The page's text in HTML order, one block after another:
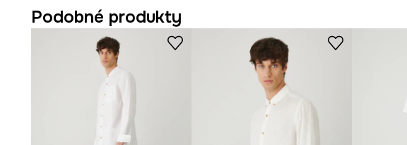
odolnosť voči rozťahovaniu prispieva k trvácnosti produktu.
Dlhý klasický rukáv umožňuje rôznorodé štylizácie.
Zapínanie na gombíky s viditeľnou légou uľahčuje obliekanie košele.
Manžety zapínané na gombíky umožňujú nastavenie obvodu rukáva.
Slubová tkanina dodáva materiálu jemnú, prirodzenú textúru.
Podobné produkty